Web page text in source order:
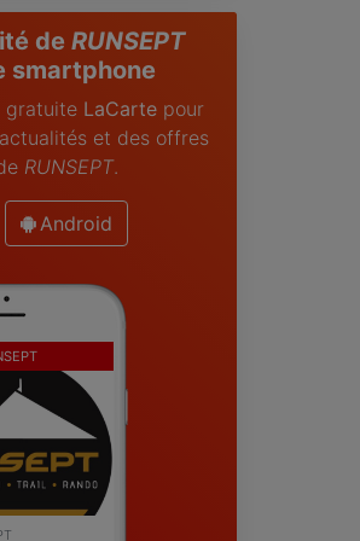
de RUNSEPT
smartphone
gratuite LaCartepour
et des offres
RUNSEPT.
Android